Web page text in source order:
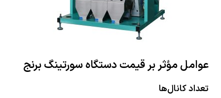
عوامل مؤثر بر قیمت دستگاه سورتینگ برنج
تعداد کانال‌ها